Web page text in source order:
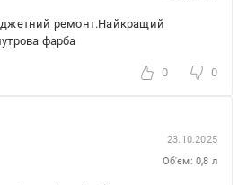
ремонт.Найкращий
фарба
0 0
23.10.2025
Об'єм: 0,8 л